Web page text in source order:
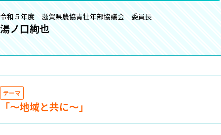
令和５年度 滋賀県農協青壮年部協議会 委員長
湯ノ口絢也
テーマ
「～地域と共に～」